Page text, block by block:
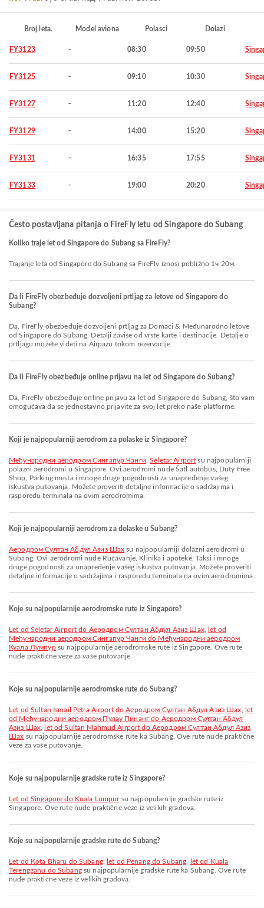
Broj leta. Model aviona Polasci Dolazi
FY3123 - 08:30 09:50
FY3125 - 09:10 10:30
FY3127 - 11:20 12:40
FY3129 - 14:00 15:20
FY3131 - 16:35 17:55
FY3133 - 19:00 20:20
Često postavljana pitanja o FireFly letu od Singapore do Subang
Koliko traje let od Singapore do Subang sa FireFly?
Trajanje leta od Singapore do Subang sa FireFly iznosi približno 1ч 20м.
Da li FireFly obezbeđuje dozvoljeni prtljag za letove od Singapore do
Subang?
Da, FireFly obezbeđuje dozvoljeni prtljag za Domaći & Međunarodno letove
od Singapore do Subang. Detalji zavise od vrste karte i destinacije. Detalje o
prtljagu možete videti na Airpazu tokom rezervacije.
Da li FireFly obezbeđuje online prijavu na let od Singapore do Subang?
Da, FireFly obezbeđuje online prijavu za let od Singapore do Subang, što vam
omogućava da se jednostavno prijavite za svoj let preko naše platforme.
Koji je najpopularniji aerodrom za polaske iz Singapore?
Међународни аеродром Сингапур Чанги ,Seletar Airport su najpopularniji
polazni aerodromi u Singapore. Ovi aerodromi nude Šatl autobus, Duty Free
Shop, Parking mesta i mnoge druge pogodnosti za unapređenje vašeg
iskustva putovanja. Možete proveriti detaljne informacije o sadržajima i
rasporedu terminala na ovim aerodromima.
Koji je najpopularniji aerodrom za dolaske u Subang?
Aеродром Султан Абдул Азиз Шах su najpopularniji dolazni aerodromi u
Subang. Ovi aerodromi nude Ručavanje, Klinika i apoteke, Taksi i mnoge
druge pogodnosti za unapređenje vašeg iskustva putovanja. Možete proveriti
detaljne informacije o sadržajima i rasporedu terminala na ovim aerodromima.
Koje su najpopularnije aerodromske rute iz Singapore?
let od Seletar Airport do Aеродром Султан Абдул Азиз Шах,
let od
Међународни аеродром Сингапур Чанги do Међународни аеродром
Куала Лумпурsu najpopularnije aerodromske rute iz Singapore. Ove rute
nude praktične veze za vaše putovanje.
Koje su najpopularnije aerodromske rute do Subang?
let od Sultan Ismail Petra Airport do Aеродром Султан Абдул Азиз Шах
let
od Међународни аеродром Пулау Пинанг do Aеродром Султан Абдул
Азиз Шах
let od Sultan Mahmud Airport do Aеродром Султан Абдул Азиз
Шах su najpopularnije aerodromske rute ka Subang. Ove rute nude praktične
veze za vaše putovanje.
Koje su najpopularnije gradske rute iz Singapore?
let od Singapore do Kuala Lumpursu najpopularnije gradske rute iz
Singapore. Ove rute nude praktične veze iz velikih gradova.
Koje su najpopularnije gradske rute do Subang?
let od Kota Bharu do Subang, let od Penang do Subang
let od Kuala
Terengganu do Subangsu najpopularnije gradske rute ka Subang. Ove rute
nude praktične veze iz velikih gradova.